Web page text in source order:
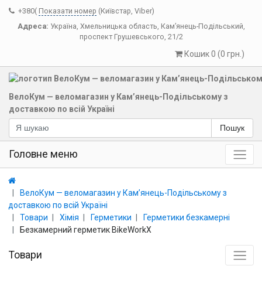
+380( Показати номер (Київстар, Viber)
Адреса: Україна, Хмельницька область, Кам’янець-Подільський,
проспект Грушевського, 21/2
Кошик 0 (0 грн.)
ВелоКум — веломагазин у Кам’янець-Подільському з
доставкою по всій Україні
Пошук
Головне меню
ВелоКум — веломагазин у Кам’янець-Подільському з
доставкою по всій Україні
Товари
Хімія Герметики
Герметики безкамерні
Безкамерний герметик BikeWorkX
Товари